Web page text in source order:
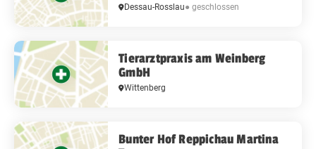
Dessau-Rosslau● geschlossen
Tierarztpraxis am Weinberg
GmbH
Wittenberg
Bunter Hof Reppichau Martina